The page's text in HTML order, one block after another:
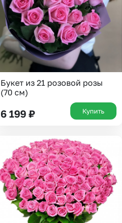
Букет из 21 розовой розы
(70 см)
6 199 ₽ Купить